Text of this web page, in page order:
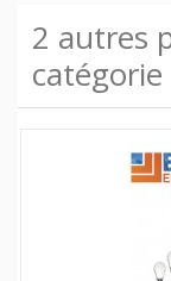
2 autres
catégorie